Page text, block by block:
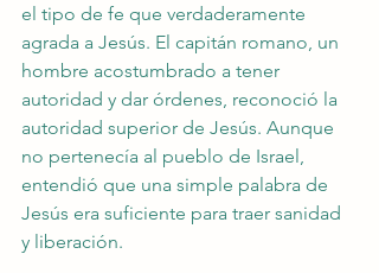
el tipo de fe que verdaderamente
agrada a Jesús. El capitán romano, un
hombre acostumbrado a tener
autoridad y dar órdenes, reconoció la
autoridad superior de Jesús. Aunque
no pertenecía al pueblo de Israel,
entendió que una simple palabra de
Jesús era suficiente para traer sanidad
y liberación.